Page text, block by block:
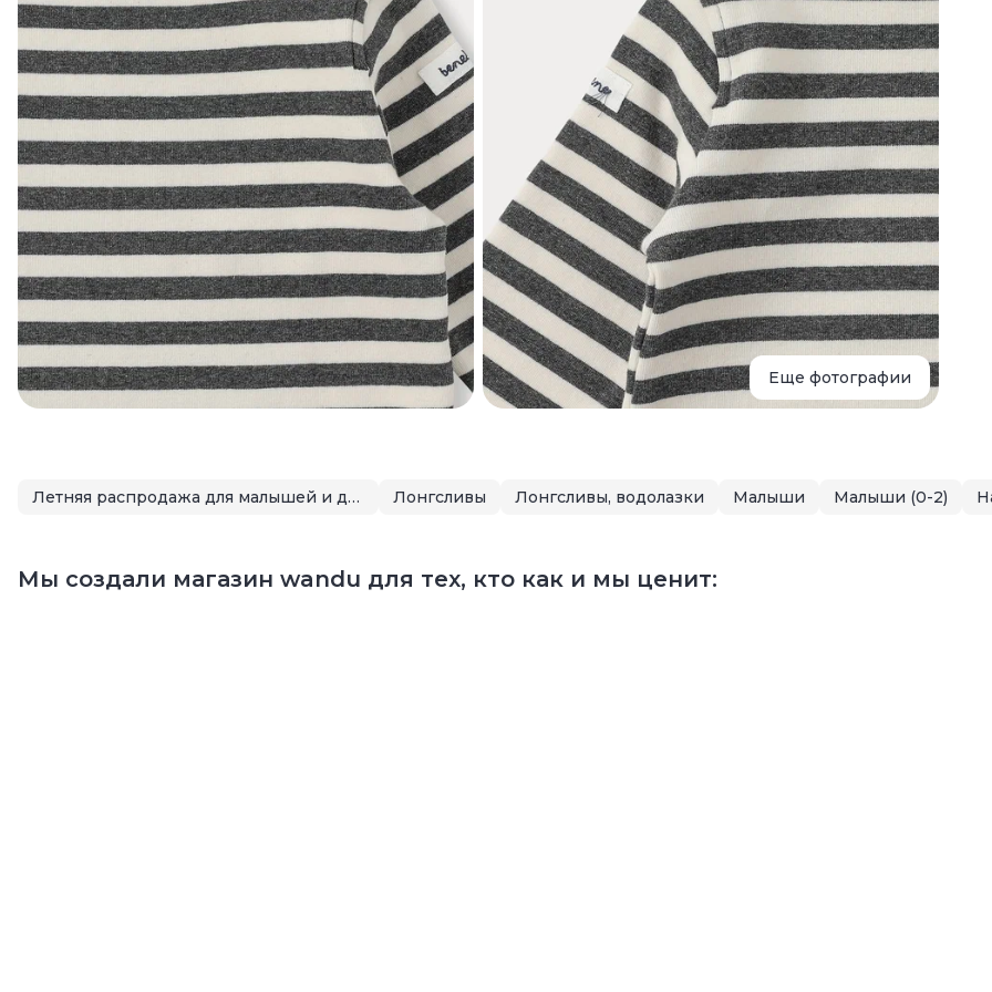
Еще фотографии
Летняя распродажа для малышей и детей Лонгсливы Лонгсливы, водолазки Малыши Малыши (0-2)
Мы создали магазин wandu для тех, кто как и мы ценит: